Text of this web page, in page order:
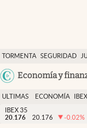
TORMENTA SEGURIDAD
Economía y
Economía y finanzas
Política
Actualidad
Criptomonedas
ULTIMAS
NOTICIAS
ECONOMÍA
FINANZAS
IBEX
EURO
IBEX 35
20.176
20.176 -0.02%